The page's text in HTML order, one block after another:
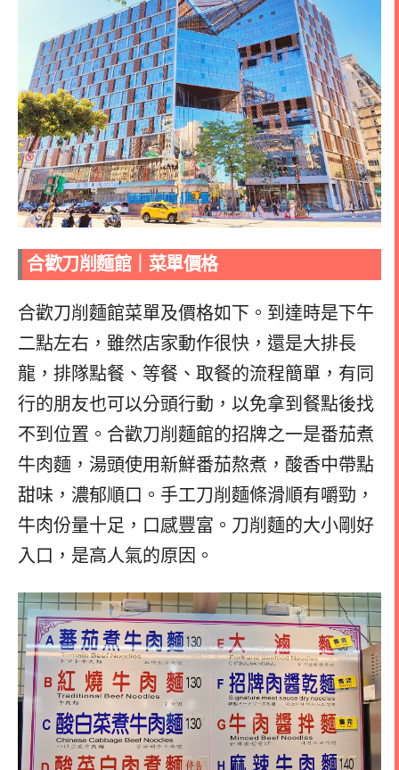
合歡刀削麵館｜菜單價格
合歡刀削麵館菜單及價格如下。 到達時是下午
二點左右，雖然店家動作很快，還是大排長
龍，排隊點餐、等餐、取餐的流程簡單，有同
行的朋友也可以分頭行動，以免拿到餐點後找
不到位置。 合歡刀削麵館的招牌之一是番茄煮
牛肉麵，湯頭使用新鮮番茄熬煮，酸香中帶點
甜味，濃郁順口。手工刀削麵條滑順有嚼勁，
牛肉份量十足，口感豐富。刀削麵的大小剛好
入口，是高人氣的原因。